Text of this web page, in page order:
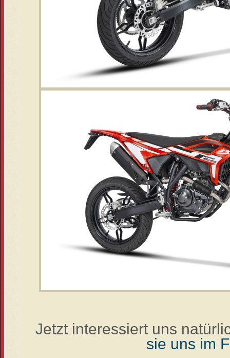
Jetzt interessiert uns
sie uns im